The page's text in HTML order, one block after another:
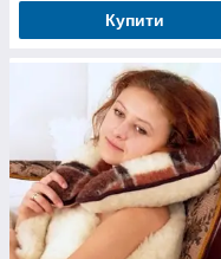
Купити